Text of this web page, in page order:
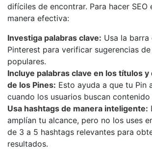
difíciles de encontrar. Para hacer SEO
manera efectiva:
Investiga palabras clave: Usa la
Pinterest para verificar sugerencias
populares.
Incluye palabras clave en los títulos
de los Pines: Esto ayuda a que tu Pin
cuando los usuarios buscan
Usa hashtags de manera inteligente:
amplían tu alcance, pero no los uses
de 3 a 5 hashtags relevantes para
resultados.